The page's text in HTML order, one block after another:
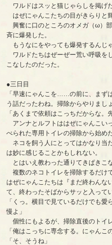
ワルドはスッと猫じゃらしを掲げた
はぜにゃんこたちの目がきらりと
興奮に口のところのオメガ（ω）
斉に爆発した。
もうなにをやっても爆発するんじゃ
ワルドたちはぜーぜー荒い呼吸を
こなしたのだった。
●三日目
「早速にゃんこを……の前に、まず
う話だったわね。掃除からやりまし
「あくまで依頼はこっちだからな。
アンナとルフトははぜにゃんこい
べられた専用トイレの掃除から始めた
ネコを飼う人にとってはかなり当
は妙に感じることかもしれない。
とはいえ教わった通りてきぱきこ
複数のネコトイレを掃除するだけ
はぜにゃんこたちは『まだ終わんな
て、終わったそばからサッと入って
「くっ。横目で見ているだけでも
慢よ」
個性にもよるが、掃除直後のトイ
「俺はこっちに専念する。にゃんこ
「そ、そうね」